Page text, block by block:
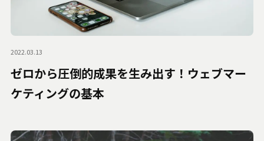
2022.03.13
ゼロから圧倒的成果を生み出す！ウェブマー
ケティングの基本